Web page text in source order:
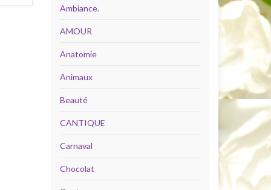
Ambiance.
AMOUR
Anatomie
Animaux
Beauté
CANTIQUE
Carnaval
Chocolat